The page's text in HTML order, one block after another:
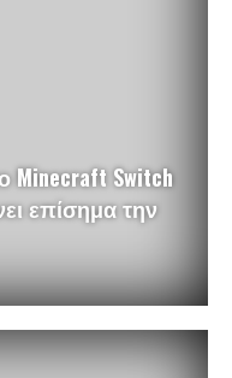
Minecraft Switch
επίσημα την